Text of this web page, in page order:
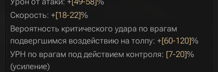
Скорость: +[18-22]%
Вероятность критического удара по врагам
подвергшимся воздействию на толпу: +[60-120]%
УРН по врагам под действием контроля: [7-20]%
(усиление)